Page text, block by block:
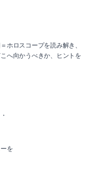
ホロスコープを読み解き、
へ向かうべきか、ヒントを
を